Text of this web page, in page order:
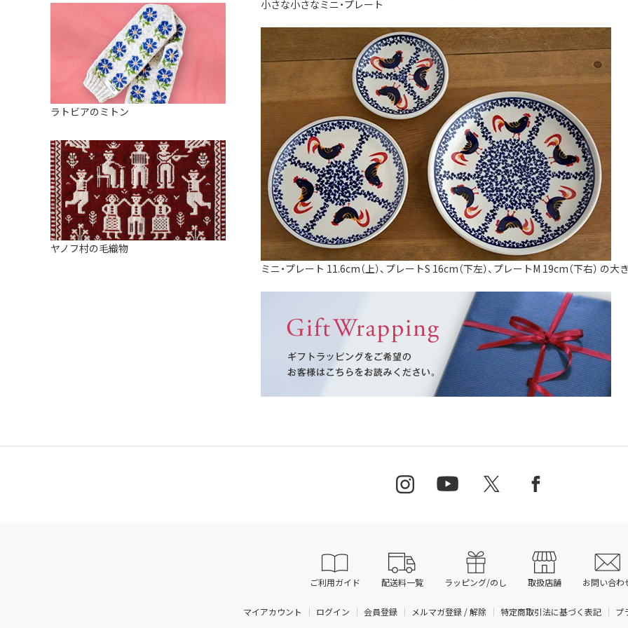
小さな小さなミニ・プレート
ミニ・プレート 11.6cm（上）、プレートS 16cm（下左）、プレートM 19cm（下右） の大
ラトビアのミトン
ヤノフ村の毛織物
ご利用ガイド 配送料一覧 ラッピング/のし 取扱店舗 お問い合わ
マイアカウント ログイン 会員登録 メルマガ登録 / 解除 特定商取引法に基づく表記 プ